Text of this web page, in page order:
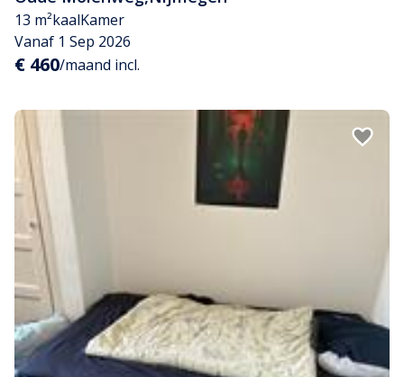
13 m²kaalKamer
Vanaf 1 Sep 2026
€ 460/maand incl.